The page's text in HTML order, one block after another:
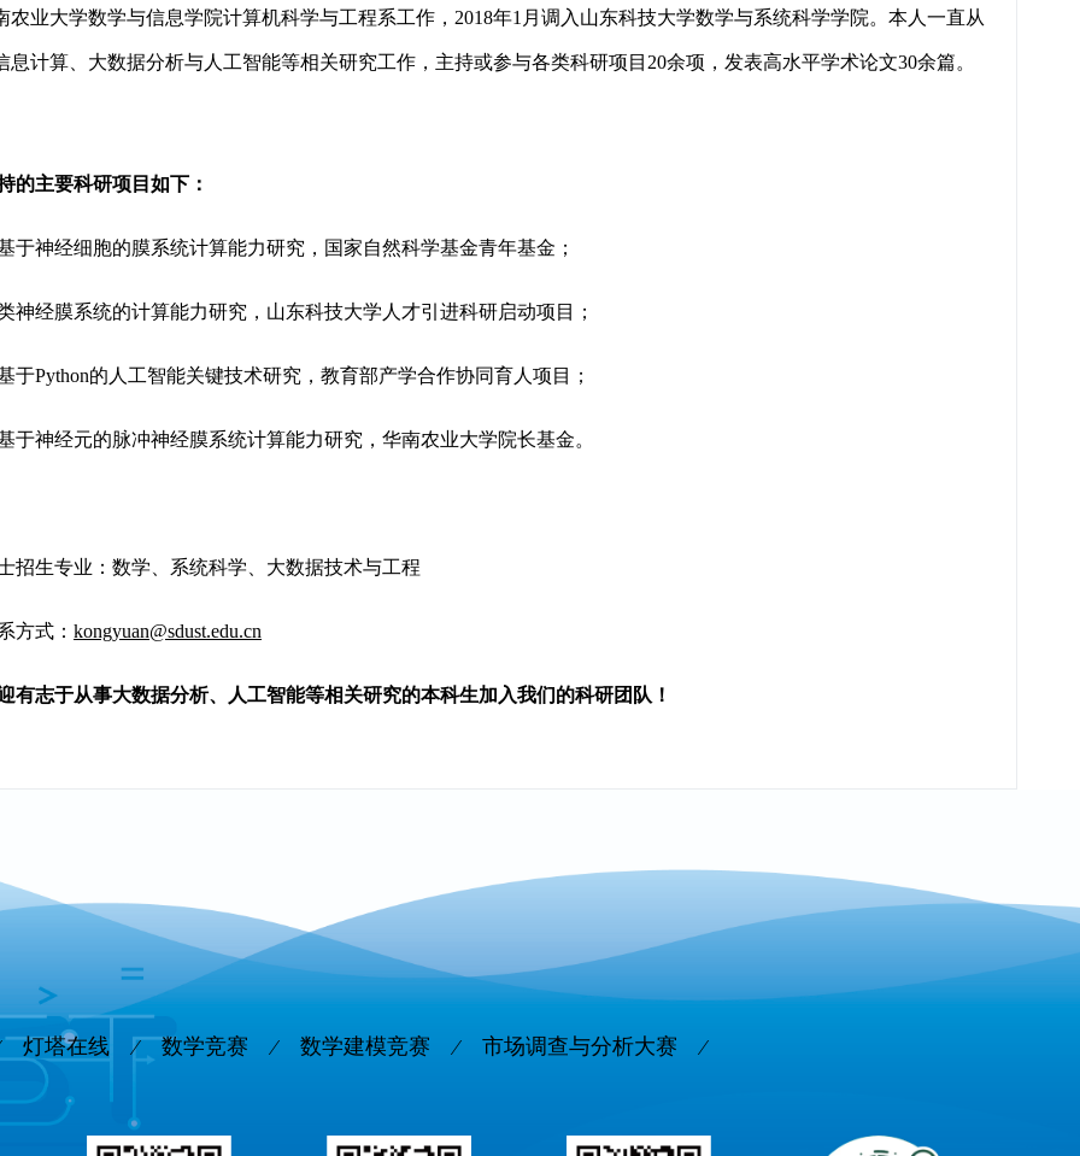
农业大学数学与信息学院计算机科学与工程系工作，2018年1月调入山东科技大学数学与系统科学学院。本人一直从
息计算、大数据分析与人工智能等相关研究工作，主持或参与各类科研项目20余项，发表高水平学术论文30余篇。
的主要科研项目如下：
于神经细胞的膜系统计算能力研究，国家自然科学基金青年基金；
神经膜系统的计算能力研究，山东科技大学人才引进科研启动项目；
于Python的人工智能关键技术研究，教育部产学合作协同育人项目；
于神经元的脉冲神经膜系统计算能力研究，华南农业大学院长基金。
招生专业：数学、系统科学、大数据技术与工程
方式： kongyuan@sdust.edu.cn
有志于从事大数据分析、人工智能等相关研究的本科生加入我们的科研团队！
灯塔在线 数学竞赛 数学建模竞赛 市场调查与分析大赛